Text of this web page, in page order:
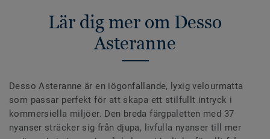
Lär dig mer om Desso
Asteranne
Desso Asteranne är en iögonfallande, lyxig velourmatta
som passar perfekt för att skapa ett stilfullt intryck i
kommersiella miljöer. Den breda färgpaletten med 37
nyanser sträcker sig från djupa, livfulla nyanser till mer